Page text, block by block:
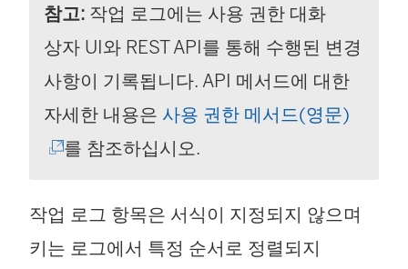
참고: 작업 로그에는 사용 권한 대화
상자 UI와 REST API를 통해 수행된 변경
사항이 기록됩니다. API 메서드에 대한
자세한 내용은 사용 권한 메서드(영문)
가
를 참조하십시오.
작업 로그 항목은 서식이 지정되지 않으며
키는 로그에서 특정 순서로 정렬되지